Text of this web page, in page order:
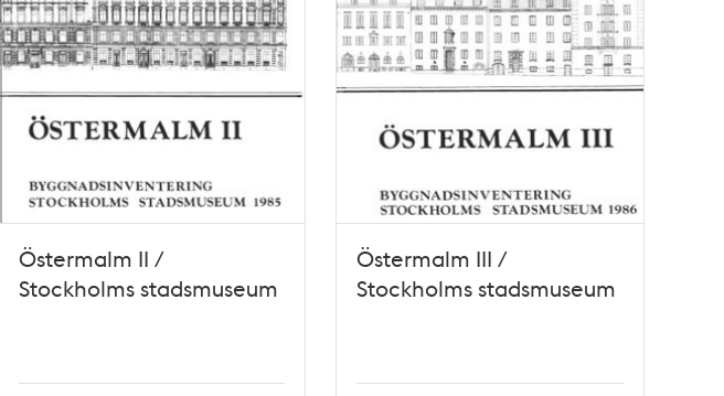
Östermalm II /
Stockholms stadsmuseum
Östermalm III /
Stockholms stadsmuseum